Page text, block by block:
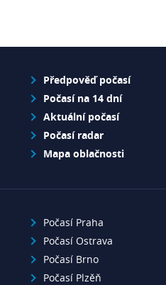
Předpověď počasí
Počasí na 14 dní
Aktuální počasí
Počasí radar
Mapa oblačnosti
Počasí Praha
Počasí Ostrava
Počasí Brno
Počasí Plzěň